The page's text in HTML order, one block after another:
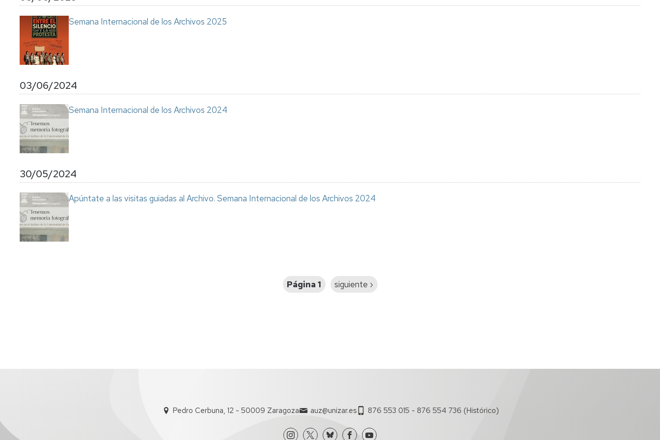
Semana Internacional de los Archivos 2025
03/06/2024
Semana Internacional de los Archivos 2024
30/05/2024
Apúntate a las visitas guiadas al Archivo. Semana Internacional de los Archivos 2024
Página 1
Siguiente
siguiente ›
Pedro Cerbuna, 12 - 50009 Zaragoza auz@unizar.es 876 553 015 - 876 554 736 (Histórico)